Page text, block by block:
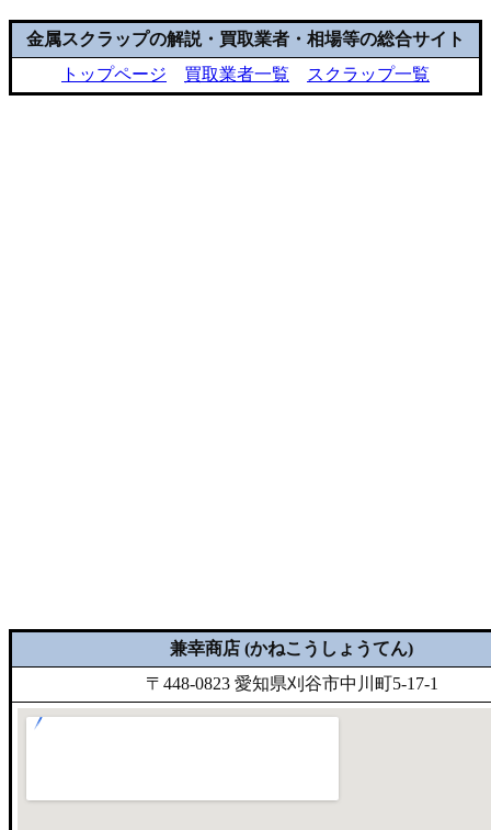
金属スクラップの解説・買取業者・相場等の総合サイト
トップページ
買取業者一覧 スクラップ一覧
兼幸商店 (かねこうしょうてん)
〒448-0823 愛知県刈谷市中川町5-17-1